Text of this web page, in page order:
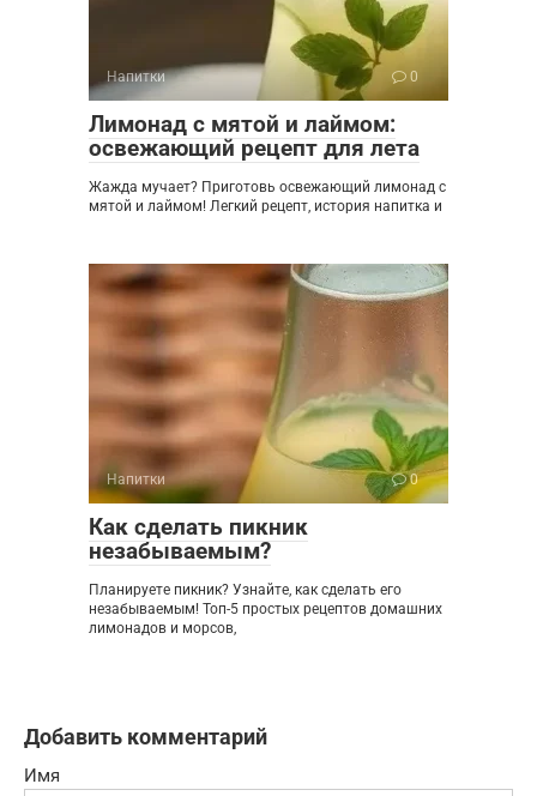
Напитки 0
Лимонад с мятой и лаймом:
освежающий рецепт для лета
Жажда мучает? Приготовь освежающий лимонад с
мятой и лаймом! Легкий рецепт, история напитка и
Напитки 0
Как сделать пикник
незабываемым?
Планируете пикник? Узнайте, как сделать его
незабываемым! Топ-5 простых рецептов домашних
лимонадов и морсов,
Добавить комментарий
Имя